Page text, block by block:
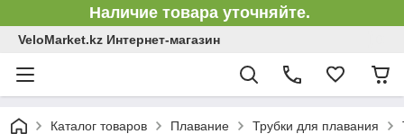
Наличие товара уточняйте.
VeloMarket.kz Интернет-магазин
Каталог товаров Плавание Трубки для плавания